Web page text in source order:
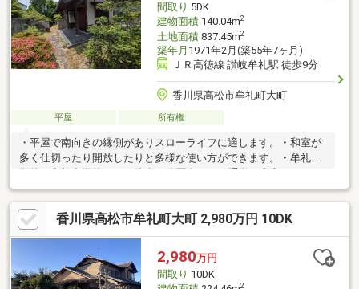
間取り 5DK
建物面積140.04m2
土地面積837.45m2
築年月 1971年2月(築55年7ヶ月)
ＪＲ高徳線 讃岐牟礼駅 徒歩9分
香川県高松市牟礼町大町
平屋 所有権
・平屋で南向きの縁側がありスローライフに適します。・和室が
多く仕切ったり開放したりと多様な使い方ができます。・牟礼小
築年数相応のダメージがありリフォームは必要です。・現在駐車
スペースがなく、壁の一部を改修することにより確保可能です。
香川県高松市牟礼町大町 2,980万円 10DK
2,980万円
間取り 10DK
2